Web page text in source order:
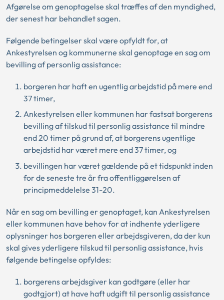
Afgørelse om genoptagelse skal træffes af den myndighed,
der senest har behandlet sagen.
Følgende betingelser skal være opfyldt for, at
Ankestyrelsen og kommunerne skal genoptage en sag om
bevilling af personlig assistance:
borgeren har haft en ugentlig arbejdstid på mere end
37 timer,
Ankestyrelsen eller kommunen har fastsat borgerens
bevilling af tilskud til personlig assistance til mindre
end 20 timer på grund af, at borgerens ugentlige
arbejdstid har været mere end 37 timer, og
bevillingen har været gældende på et tidspunkt inden
for de seneste tre år fra offentliggørelsen af
principmeddelelse 31-20.
Når en sag om bevilling er genoptaget, kan Ankestyrelsen
eller kommunen have behov for at indhente yderligere
oplysninger hos borgeren eller arbejdsgiveren, da der kun
skal gives yderligere tilskud til personlig assistance, hvis
følgende betingelse opfyldes:
borgerens arbejdsgiver kan godtgøre (eller har
godtgjort) at have haft udgift til personlig assistance